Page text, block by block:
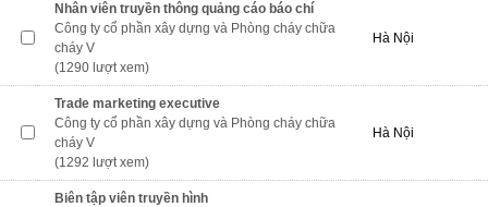
Nhân viên truyền thông quảng cáo báo chí
Công ty cổ phần xây dựng và Phòng cháy chữa
cháy V
(1290 lượt xem)
Hà Nội
Trade marketing executive
Công ty cổ phần xây dựng và Phòng cháy chữa
cháy V
(1292 lượt xem)
Hà Nội
Biên tập viên truyền hình